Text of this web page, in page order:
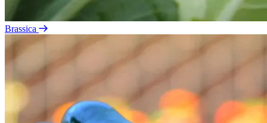
Brassica